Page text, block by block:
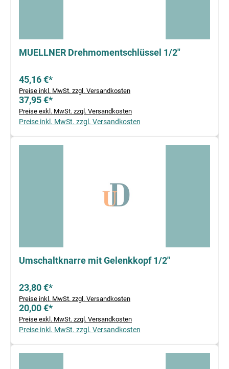
MUELLNER Drehmomentschlüssel 1/2"
45,16 €*
Preise inkl. MwSt. zzgl. Versandkosten
37,95 €*
Preise exkl. MwSt. zzgl. Versandkosten
Preise inkl. MwSt. zzgl. Versandkosten
Umschaltknarre mit Gelenkkopf 1/2"
23,80 €*
Preise inkl. MwSt. zzgl. Versandkosten
20,00 €*
Preise exkl. MwSt. zzgl. Versandkosten
Preise inkl. MwSt. zzgl. Versandkosten